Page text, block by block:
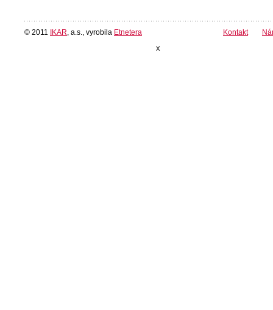
© 2011 IKAR , a.s., vyrobila Etnetera Kontakt
x